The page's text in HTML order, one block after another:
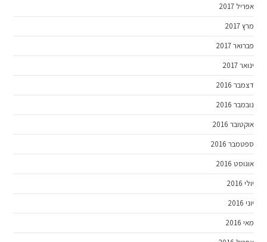
אפריל 2017
מרץ 2017
פברואר 2017
ינואר 2017
דצמבר 2016
נובמבר 2016
אוקטובר 2016
ספטמבר 2016
אוגוסט 2016
יולי 2016
יוני 2016
מאי 2016